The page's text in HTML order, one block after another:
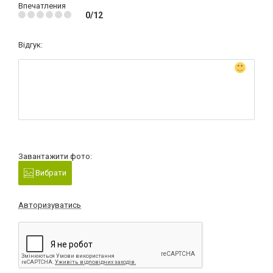
Впечатления
0/12
Відгук:
Завантажити фото:
Вибрати
Авторизуватись